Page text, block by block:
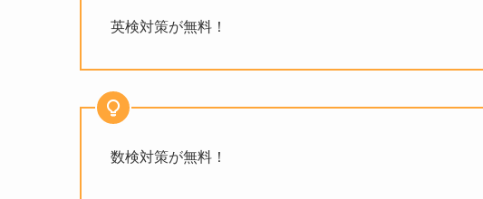
英検対策が無料！
数検対策が無料！